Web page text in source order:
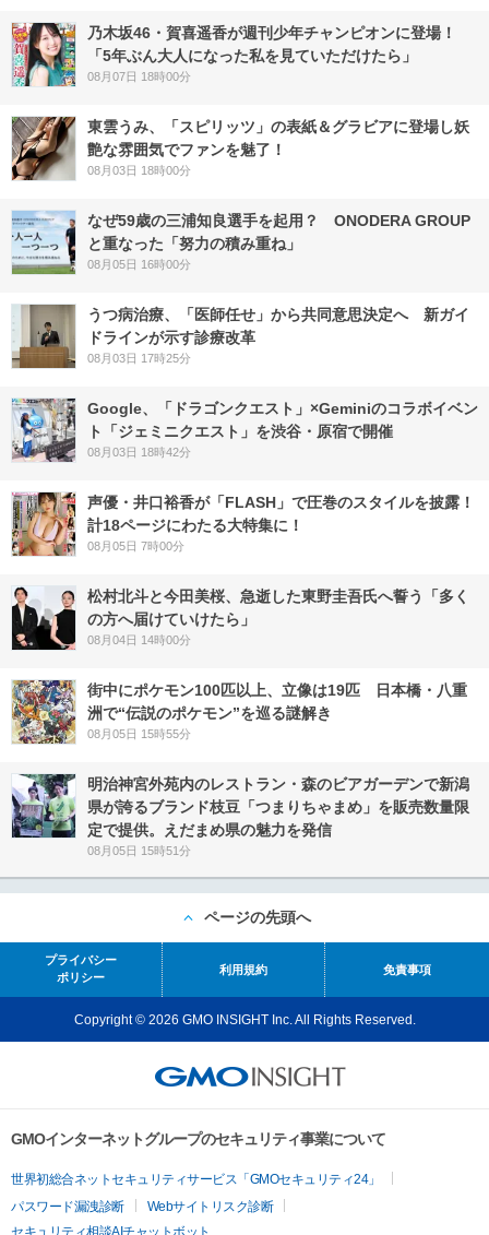
乃木坂46・賀喜遥香が週刊少年チャンピオンに登場！
「5年ぶん大人になった私を見ていただけたら」
08月07日 18時00分
東雲うみ、「スピリッツ」の表紙＆グラビアに登場し妖
艶な雰囲気でファンを魅了！
08月03日 18時00分
なぜ59歳の三浦知良選手を起用？ ONODERA GROUP
と重なった「努力の積み重ね」
08月05日 16時00分
うつ病治療、「医師任せ」から共同意思決定へ 新ガイ
ドラインが示す診療改革
08月03日 17時25分
Google、「ドラゴンクエスト」×Geminiのコラボイベン
ト「ジェミニクエスト」を渋谷・原宿で開催
08月03日 18時42分
声優・井口裕香が「FLASH」で圧巻のスタイルを披露！
計18ページにわたる大特集に！
08月05日 7時00分
松村北斗と今田美桜、急逝した東野圭吾氏へ誓う「多く
の方へ届けていけたら」
08月04日 14時00分
街中にポケモン100匹以上、立像は19匹 日本橋・八重
洲で“伝説のポケモン”を巡る謎解き
08月05日 15時55分
明治神宮外苑内のレストラン・森のビアガーデンで新潟
県が誇るブランド枝豆「つまりちゃまめ」を販売数量限
定で提供。えだまめ県の魅力を発信
08月05日 15時51分
ページの先頭へ
プライバシー
ポリシー
利用規約 免責事項
Copyright © 2026 GMO INSIGHT Inc. All Rights Reserved.
GMOインターネットグループのセキュリティ事業について
世界初総合ネットセキュリティサービス「GMOセキュリティ24」
パスワード漏洩診断
Webサイトリスク診断